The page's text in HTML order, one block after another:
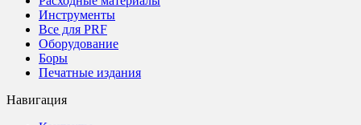
Инструменты
Все для PRF
Оборудование
Боры
Печатные издания
Навигация